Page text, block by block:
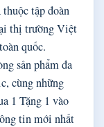
tập đoàn
thị trường Việt
quốc.
sản phẩm đa
cùng những
1 Tặng 1 vào
tin mới nhất